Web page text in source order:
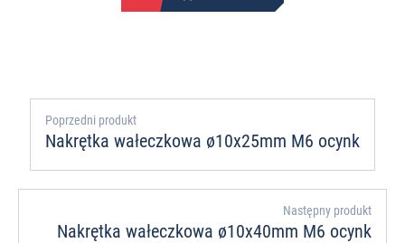
Poprzedni produkt
Nakrętka wałeczkowa ø10x25mm M6 ocynk
Następny produkt
Nakrętka wałeczkowa ø10x40mm M6 ocynk